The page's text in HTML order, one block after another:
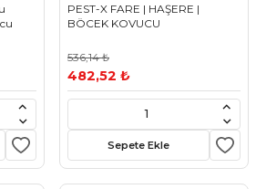
PEST-X FARE | HAŞERE |
BÖCEK KOVUCU
536,14 ₺
482,52 ₺
Sepete Ekle